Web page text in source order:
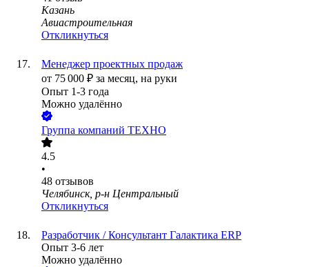
Казань
Авиастроительная
Откликнуться
Менеджер проектных продаж
от 75 000 ₽ за месяц, на руки
Опыт 1-3 года
Можно удалённо
Группа компаний ТЕХНО
4.5
•
48 отзывов
Челябинск, р-н Центральный
Откликнуться
Разработчик / Консультант Галактика ERP
Опыт 3-6 лет
Можно удалённо